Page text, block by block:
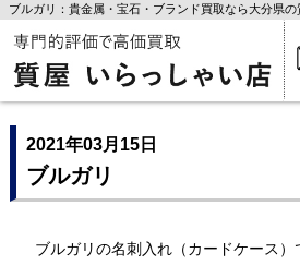
ブルガリ：貴金属・宝石・ブランド買取なら大分県
2021年03月15日
ブルガリ
ブルガリの名刺入れ（カードケース）